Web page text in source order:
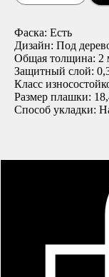
Фаска: Есть
Дизайн: Под
Общая толщина: 2
Защитный слой:
Класс
Размер плашки:
Способ укладки: